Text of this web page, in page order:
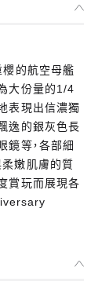
櫻的航空母艦
大份量的1/4
表現出信濃獨
逸的銀灰色長
鏡等，各部細
嫩肌膚的質
賞玩而展現各